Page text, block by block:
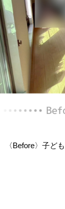
〈Before〉子ど